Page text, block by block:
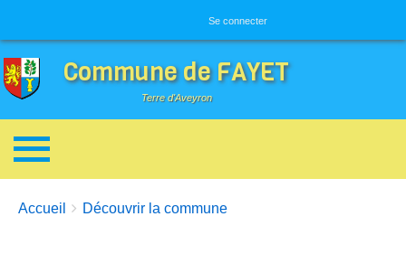
Se connecter
Commune de FAYET
Terre d'Aveyron
Breadcrumbs
You are here:
Accueil Découvrir la commune